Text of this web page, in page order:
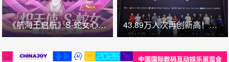
《航海王启航》S-蛇女心动来袭！甜甜果实控场拉满，夏日盛宴开启 43.89万人次再创新高！第 23 届 ChinaJoy 圆满落幕：感谢有你，共赴这场“与 AI 同游”的盛夏之约